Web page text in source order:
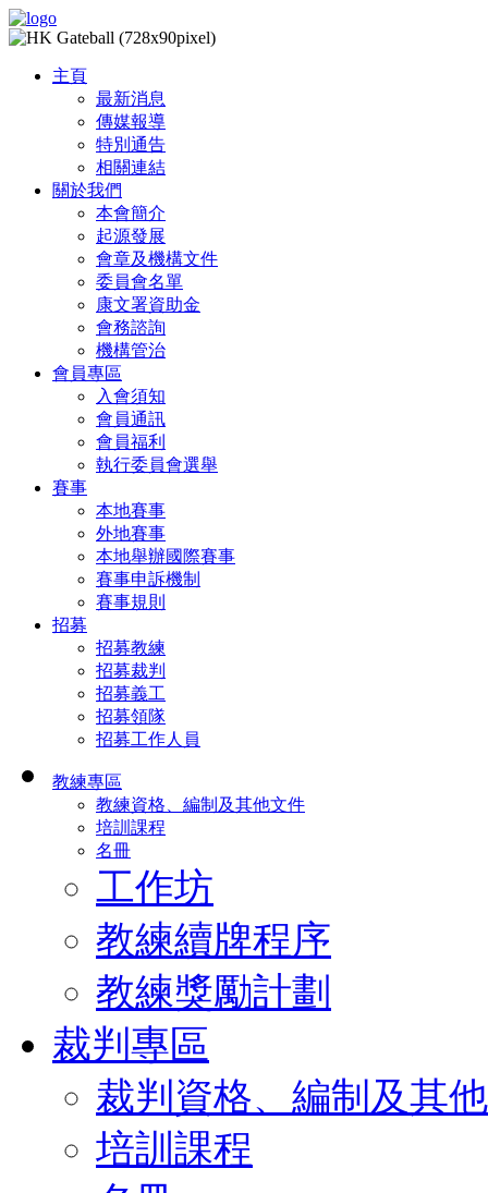
主頁
最新消息
傳媒報導
特別通告
相關連結
關於我們
本會簡介
起源發展
會章及機構文件
委員會名單
康文署資助金
會務諮詢
機構管治
會員專區
入會須知
會員通訊
會員福利
執行委員會選舉
賽事
本地賽事
外地賽事
本地舉辦國際賽事
賽事申訴機制
賽事規則
招募
招募教練
招募裁判
招募義工
招募領隊
招募工作人員
教練專區
教練資格、編制及其他文件
培訓課程
名冊
工作坊
教練續牌程序
教練獎勵計劃
裁判專區
裁判資格、編制及其
培訓課程